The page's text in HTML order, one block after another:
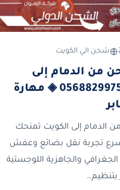
شحن الي الكويت
من الدمام إلى
الكويت | 0568829975 ◈ مهارة
إلى الكويت تمنحك
تجربة نقل بضائع وعفش
والجاهزية اللوجستية
بتنظيم…